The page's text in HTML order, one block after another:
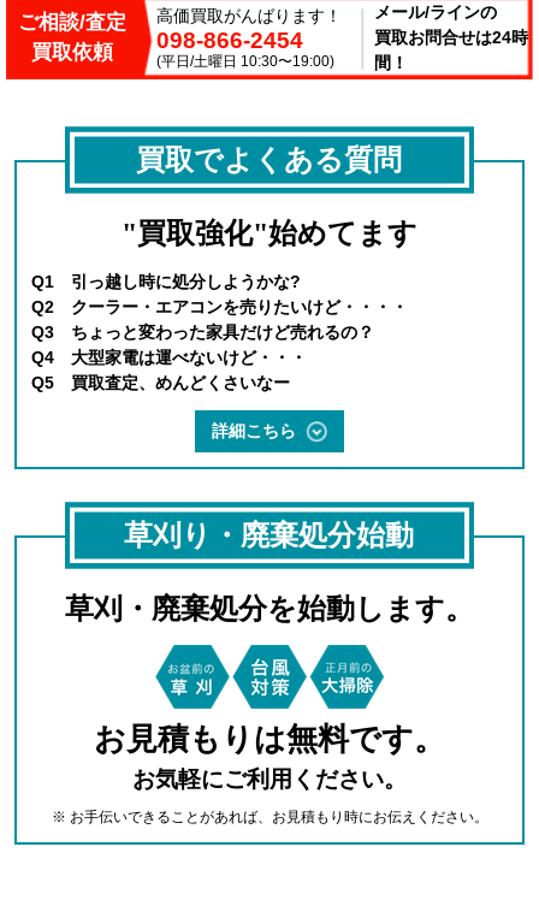
ご相談/査定
買取依頼
高価買取がんばります！
098-866-2454
(平日/土曜日 10:30〜19:00)
メール/ラインの
買取お問合せは24時
間！
買取でよくある質問
"買取強化"始めてます
Q1 引っ越し時に処分しようかな?
Q2 クーラー・エアコンを売りたいけど・・・・
Q3 ちょっと変わった家具だけど売れるの？
Q4 大型家電は運べないけど・・・
Q5 買取査定、めんどくさいなー
詳細こちら
草刈り・廃棄処分始動
草刈・廃棄処分を始動します。
お見積もりは無料です。
お気軽にご利用ください。
※ お手伝いできることがあれば、お見積もり時にお伝えください。